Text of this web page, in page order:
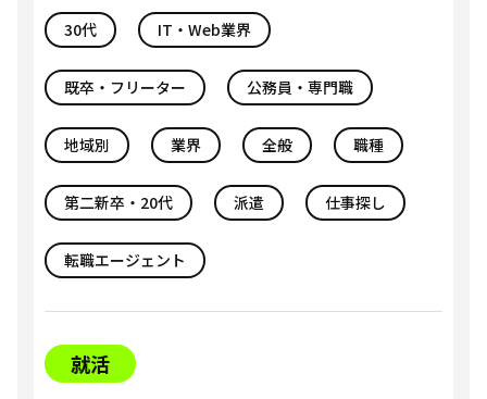
30代 IT・Web業界
既卒・フリーター 公務員・専門職
地域別 業界 全般 職種
第二新卒・20代 派遣 仕事探し
転職エージェント
就活